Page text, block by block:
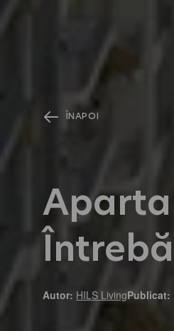
ÎNAPOI
Autor: HILS LivingPublicat: